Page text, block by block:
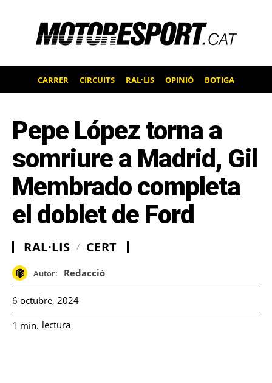
CARRER CIRCUITS RAL·LIS OPINIÓ BOTIGA
Pepe López torna a
somriure a Madrid, Gil
Membrado completa
el doblet de Ford
RAL·LIS CERT
Autor: Redacció
6 octubre, 2024
1 min. lectura